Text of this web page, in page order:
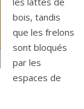
bois, tandis
que les frelons
sont bloqués
par les
espaces de